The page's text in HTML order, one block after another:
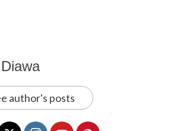
author's posts